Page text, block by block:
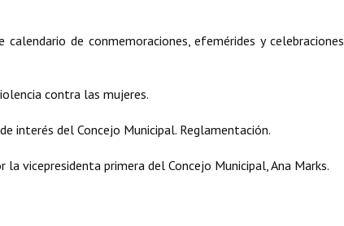
de conmemoraciones, efemérides y celebraciones
contra las mujeres.
interés del Concejo Municipal. Reglamentación.
vicepresidenta primera del Concejo Municipal, Ana Marks.